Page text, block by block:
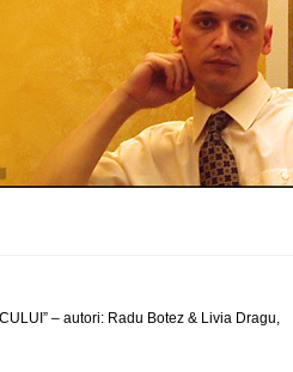
– autori: Radu Botez & Livia Dragu,